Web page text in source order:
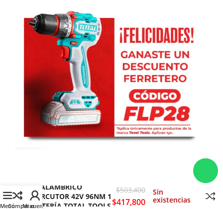
MenúCompararMi cuenta
INALÁMBRICO
PERCUTOR 42V 96NM 1
BATERÍA TOTAL TOOLS
$503,400
$417,800
Sin
existencias